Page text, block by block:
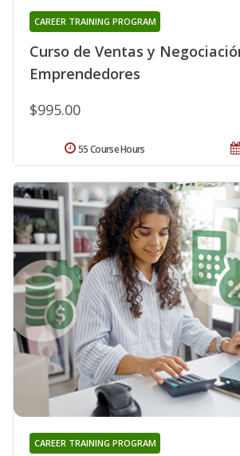
Curso de Ventas y
Emprendedores
CAREER TRAINING PROGRAM
$995.00
55 Course Hours
CAREER TRAINING PROGRAM